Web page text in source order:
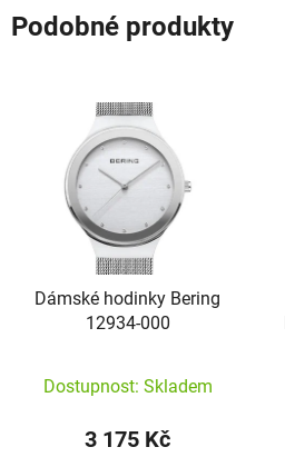
Podobné produkty
Dámské hodinky Bering
12934-000
Dostupnost: Skladem
3 175 Kč